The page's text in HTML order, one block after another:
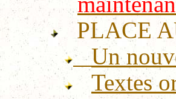
PLACE
Un
Textes